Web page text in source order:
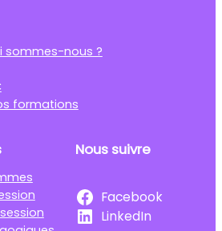
sommes-nous ?
formations
Nous suivre
Facebook
LinkedIn